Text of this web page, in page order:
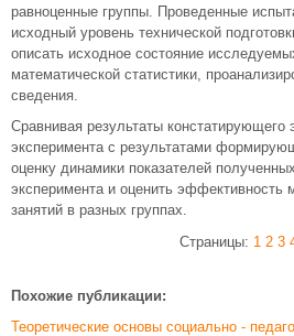
равноценные группы. Проведенные
исходный уровень технической
описать исходное состояние
математической статистики,
сведения.
Сравнивая результаты констатирующего
эксперимента с результатами
оценку динамики показателей
эксперимента и оценить эффективность
занятий в разных группах.
Страницы: 1 2 3
Похожие публикации:
Теоретические основы социально -